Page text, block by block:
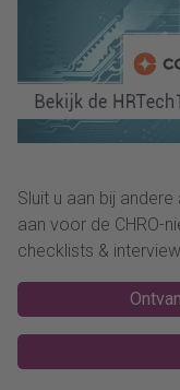
Sluit u aan bij
aan voor de CHRO-
checklists &